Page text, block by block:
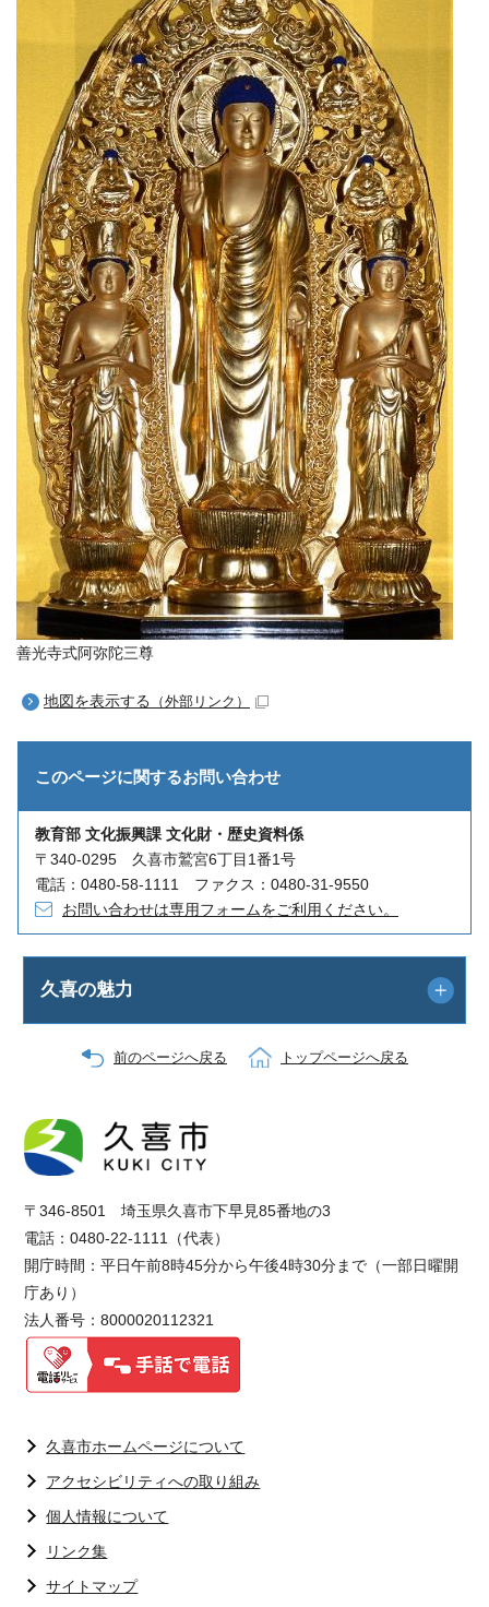
善光寺式阿弥陀三尊
地図を表示する （外部リンク）
このページに関するお問い合わせ
教育部 文化振興課 文化財・歴史資料係
〒340-0295 久喜市鷲宮6丁目1番1号
電話：0480-58-1111 ファクス：0480-31-9550
お問い合わせは専用フォームをご利用ください。
久喜の魅力
前のページへ戻る トップページへ戻る
〒346-8501 埼玉県久喜市下早見85番地の3
電話：0480-22-1111（代表）
開庁時間：平日午前8時45分から午後4時30分まで（一部日曜開
庁あり）
法人番号：8000020112321
久喜市ホームページについて
アクセシビリティへの取り組み
個人情報について
リンク集
サイトマップ